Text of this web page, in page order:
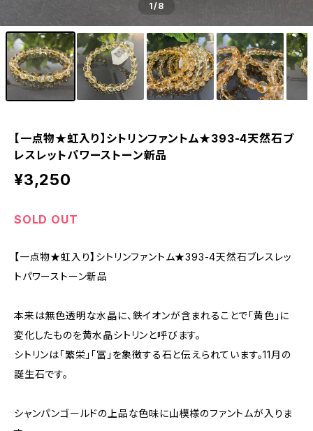
1/8
【一点物★虹入り】シトリンファントム★393-4天然石ブ
レスレットパワーストーン新品
¥3,250
SOLD OUT
【一点物★虹入り】シトリンファントム★393-4天然石ブレスレッ
トパワーストーン新品
本来は無色透明な水晶に、鉄イオンが含まれることで「黄色」に
変化したものを黄水晶シトリンと呼びます。
シトリンは「繁栄」「冨」を象徴する石と伝えられています。11月の
誕生石です。
シャンパンゴールドの上品な色味に山模様のファントムが入りま